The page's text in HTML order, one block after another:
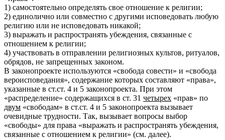
1) самостоятельно определять свое отношение к религии;
2) единолично или совместно с другими исповедовать любую
религию или не исповедовать никакой;
3) выражать и распространять убеждения, связанные с
отношением к религии;
4) участвовать в отправлении религиозных культов, ритуалов,
обрядов, не запрещенных законом.
В законопроекте используются «свобода совести» и «свобода
вероисповедания», содержание которых составляют «права»,
указанные в ст.ст. 4 и 5 законопроекта. При этом
«распределение» содержащихся в ст. 31 четырех «прав» по
двум «свободам» в ст.ст. 4 и 5 законопроекта вызывает
очевидные трудности. Так, вызывает вопросы выбор
«свободы» для права «выражать и распространять убеждения,
связанные с отношением к религии» (см. далее).